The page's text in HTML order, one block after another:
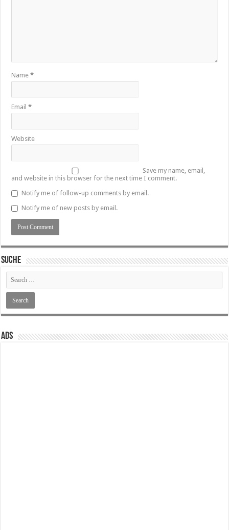
Name*
Email*
Website
Save my name, email,
and website in this browser for the next time I comment.
Notify me of follow-up comments by email.
Notify me of new posts by email.
SUCHE
ADS